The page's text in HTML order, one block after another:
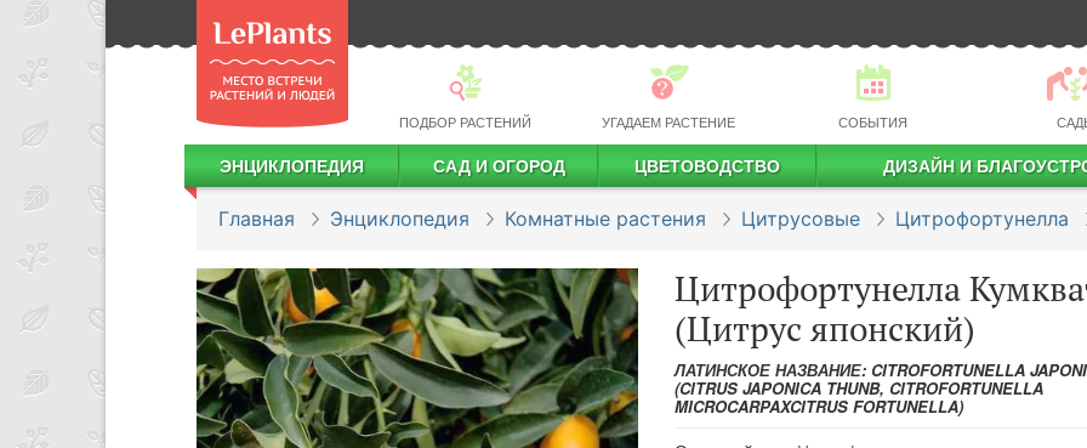
ПОДБОР РАСТЕНИЙ УГАДАЕМ РАСТЕНИЕ СОБЫТИЯ
ЭНЦИКЛОПЕДИЯ САД И ОГОРОД ЦВЕТОВОДСТВО ДИЗАЙН И
Главная Энциклопедия Комнатные растения Цитрусовые Цитрофортунелла
Цитрофортунелла
(Цитрус японский)
ЛАТИНСКОЕ НАЗВАНИЕ: CITROFORTUNELLA
(CITRUS JAPONICA THUNB, CITROFORTUNELLA
MICROCARPAXCITRUS FORTUNELLA)